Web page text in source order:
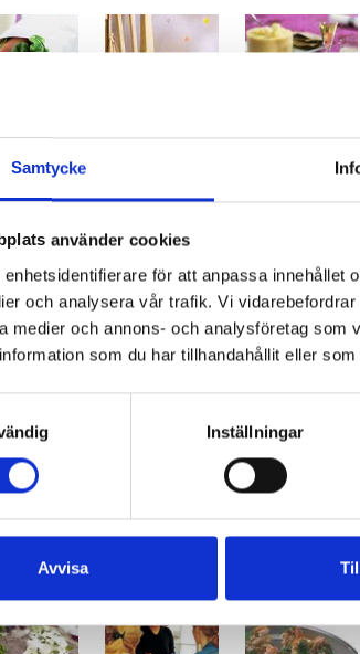
Samtycke
använder cookies
enhetsidentifierare för att anpassa innehållet
och analysera vår trafik. Vi
medier och annons- och analysföretag
som du har tillhandahållit eller
Inställningar
Avvisa
potatissallad
sparris
med